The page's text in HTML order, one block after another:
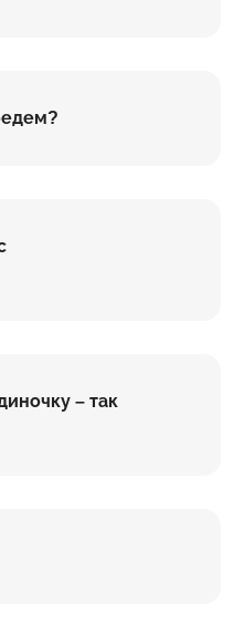
– так